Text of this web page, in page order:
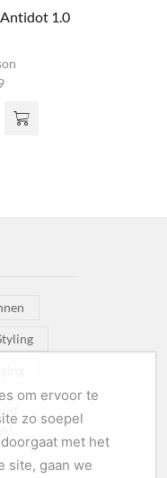
1.0
om ervoor te
zo soepel
met het
site, gaan we